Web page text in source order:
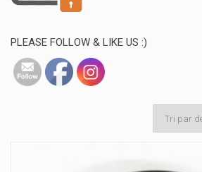
PLEASE FOLLOW & LIKE US :)